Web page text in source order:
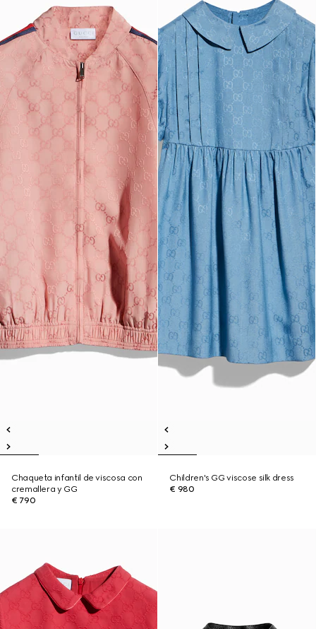
Chaqueta infantil de viscosa con
cremallera y GG
€ 790
Children's GG viscose silk dress
€ 980